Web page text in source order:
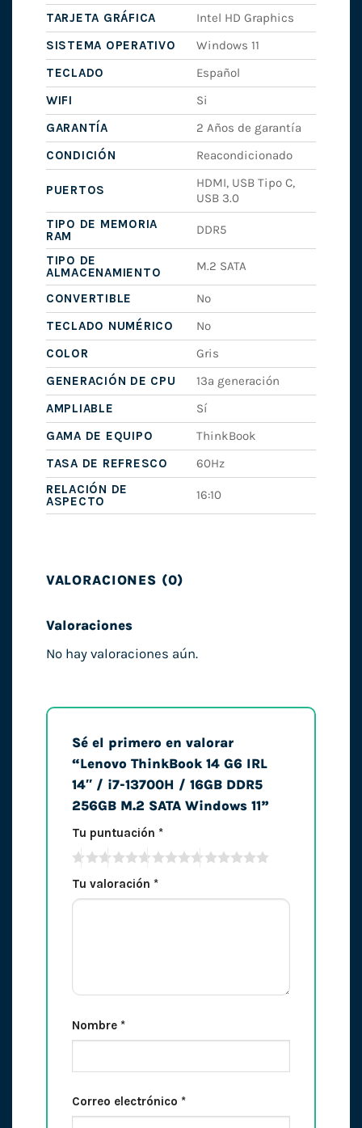
TARJETA GRÁFICA
Intel HD Graphics
SISTEMA OPERATIVO
Windows 11
TECLADO
Español
WIFI
Si
GARANTÍA
2 Años de garantía
CONDICIÓN
Reacondicionado
PUERTOS
HDMI, USB Tipo C,
USB 3.0
TIPO DE MEMORIA
RAM
DDR5
TIPO DE
ALMACENAMIENTO
M.2 SATA
CONVERTIBLE
No
TECLADO NUMÉRICO
No
COLOR
Gris
GENERACIÓN DE CPU
13ª generación
AMPLIABLE
Sí
GAMA DE EQUIPO
ThinkBook
TASA DE REFRESCO
60Hz
RELACIÓN DE
ASPECTO
16:10
VALORACIONES (0)
Valoraciones
No hay valoraciones aún.
Sé el primero en valorar
“Lenovo ThinkBook 14 G6 IRL
14″ / i7-13700H / 16GB DDR5
256GB M.2 SATA Windows 11”
Tu puntuación *
Tu valoración *
Nombre *
Correo electrónico *